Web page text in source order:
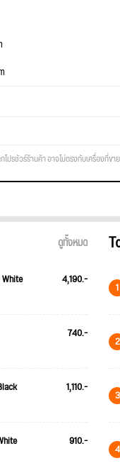
โปรชัวร์ร้านค้า อาจไม่ตรงกับเครื่องที่
ดูทั้งหมด
4,190.-
740.-
1,110.-
910.-
1
2
3
4